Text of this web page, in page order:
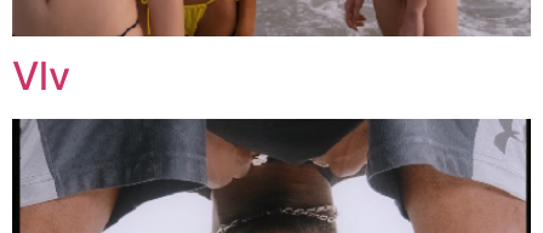
Vlv